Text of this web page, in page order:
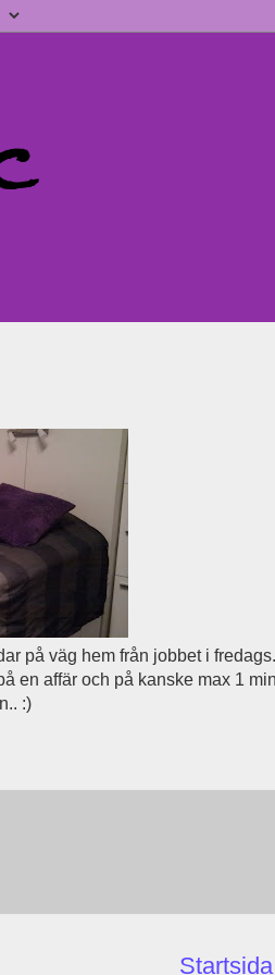
på väg hem från jobbet i
en affär och på kanske max 1
:)
Startsida